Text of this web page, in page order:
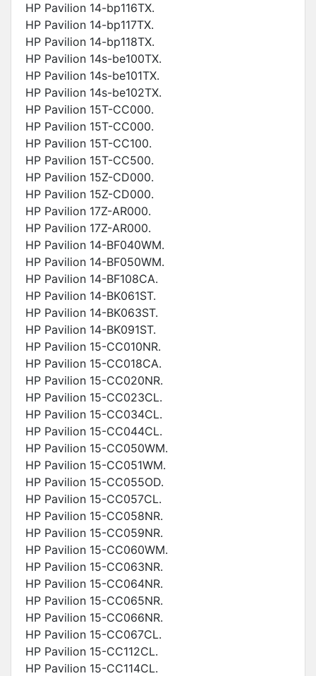
HP Pavilion 14-bp116TX.
HP Pavilion 14-bp117TX.
HP Pavilion 14-bp118TX.
HP Pavilion 14s-be100TX.
HP Pavilion 14s-be101TX.
HP Pavilion 14s-be102TX.
HP Pavilion 15T-CC000.
HP Pavilion 15T-CC000.
HP Pavilion 15T-CC100.
HP Pavilion 15T-CC500.
HP Pavilion 15Z-CD000.
HP Pavilion 15Z-CD000.
HP Pavilion 17Z-AR000.
HP Pavilion 17Z-AR000.
HP Pavilion 14-BF040WM.
HP Pavilion 14-BF050WM.
HP Pavilion 14-BF108CA.
HP Pavilion 14-BK061ST.
HP Pavilion 14-BK063ST.
HP Pavilion 14-BK091ST.
HP Pavilion 15-CC010NR.
HP Pavilion 15-CC018CA.
HP Pavilion 15-CC020NR.
HP Pavilion 15-CC023CL.
HP Pavilion 15-CC034CL.
HP Pavilion 15-CC044CL.
HP Pavilion 15-CC050WM.
HP Pavilion 15-CC051WM.
HP Pavilion 15-CC055OD.
HP Pavilion 15-CC057CL.
HP Pavilion 15-CC058NR.
HP Pavilion 15-CC059NR.
HP Pavilion 15-CC060WM.
HP Pavilion 15-CC063NR.
HP Pavilion 15-CC064NR.
HP Pavilion 15-CC065NR.
HP Pavilion 15-CC066NR.
HP Pavilion 15-CC067CL.
HP Pavilion 15-CC112CL.
HP Pavilion 15-CC114CL.